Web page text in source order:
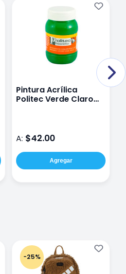
Pintura Acrílica
Politec Verde Claro
A: $42.00
Agregar
-25%